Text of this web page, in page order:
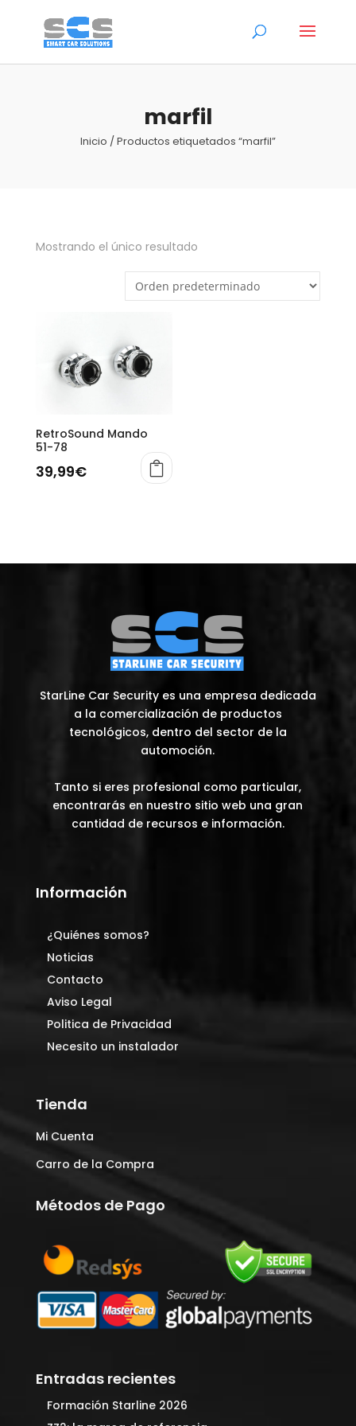
marfil
Inicio / Productos etiquetados “marfil”
Mostrando el único resultado
RetroSound Mando
51-78
39,99€
StarLine Car Security es una empresa dedicada
a la comercialización de productos
tecnológicos, dentro del sector de la
automoción.
Tanto si eres profesional como particular,
encontrarás en nuestro sitio web una gran
cantidad de recursos e información.
Información
¿Quiénes somos?
Noticias
Contacto
Aviso Legal
Politica de Privacidad
Necesito un instalador
Tienda
Mi Cuenta
Carro de la Compra
Métodos de Pago
Entradas recientes
Formación Starline 2026